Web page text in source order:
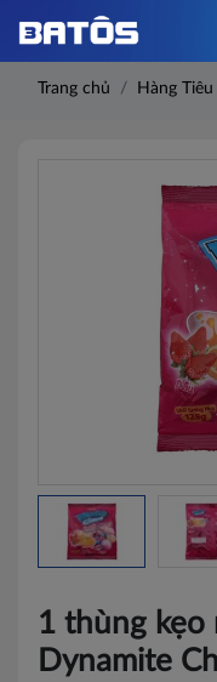
Trang chủ Hàng
1 thùng kẹo
Dynamite